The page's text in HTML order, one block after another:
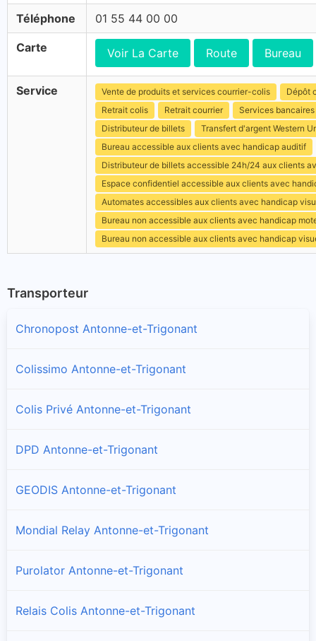
Téléphone 01 55 44 00 00
Carte Voir La Carte Route Bureau
Service Vente de produits et services courrier-colis
Dépôt
Retrait colis
Retrait courrier
Services bancaires
Distributeur de billets
Transfert d'argent Western
Bureau accessible aux clients avec handicap auditif
Distributeur de billets accessible 24h/24 aux clients
Espace confidentiel accessible aux clients avec
Automates accessibles aux clients avec handicap
Bureau non accessible aux clients avec handicap
Bureau non accessible aux clients avec handicap
Transporteur
Chronopost Antonne-et-Trigonant
Colissimo Antonne-et-Trigonant
Colis Privé Antonne-et-Trigonant
DPD Antonne-et-Trigonant
GEODIS Antonne-et-Trigonant
Mondial Relay Antonne-et-Trigonant
Purolator Antonne-et-Trigonant
Relais Colis Antonne-et-Trigonant